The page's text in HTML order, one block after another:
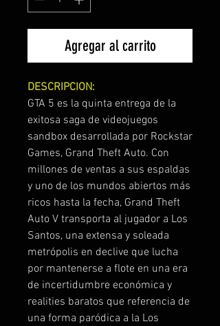
Agregar al carrito
DESCRIPCION:
GTA 5 es la quinta entrega de la
exitosa saga de videojuegos
sandbox desarrollada por Rockstar
Games, Grand Theft Auto. Con
millones de ventas a sus espaldas
y uno de los mundos abiertos más
ricos hasta la fecha, Grand Theft
Auto V transporta al jugador a Los
Santos, una extensa y soleada
metrópolis en declive que lucha
por mantenerse a flote en una era
de incertidumbre económica y
realities baratos que referencia de
una forma paródica a la Los